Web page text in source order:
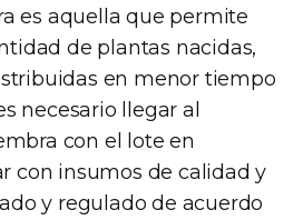
es aquella que permite
de plantas nacidas,
en menor tiempo
necesario llegar al
con el lote en
con insumos de calidad y
y regulado de acuerdo